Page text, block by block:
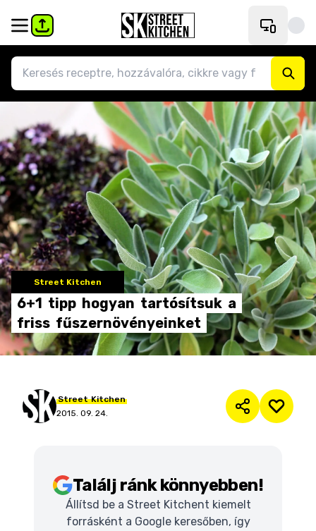
Street Kitchen
6+1 tipp hogyan tartósítsuk a
friss fűszernövényeinket
Street Kitchen
2015. 09. 24.
Találj ránk könnyebben!
Állítsd be a Street Kitchent kiemelt
forrásként a Google keresőben, így